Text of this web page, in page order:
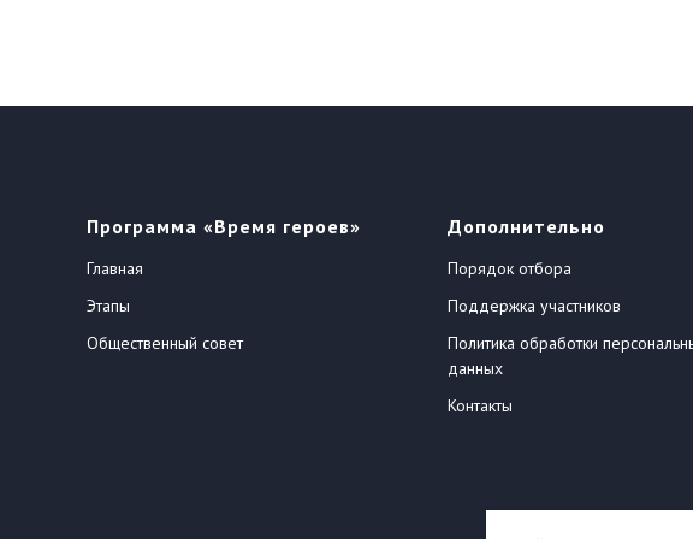
Программа «Время героев»
Главная
Этапы
Общественный совет
Дополнительно
Порядок отбора
Поддержка участников
Политика обработки
данных
Контакты